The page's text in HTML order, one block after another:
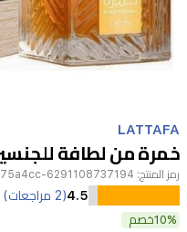
1
of
1
LATTAFA
خمرة من لطافة للجنسين -
رمز المنتج: 6291108737194-692c40450b86e4002b75a4cc
من
4.5(2 مراجعات)
10%خصم